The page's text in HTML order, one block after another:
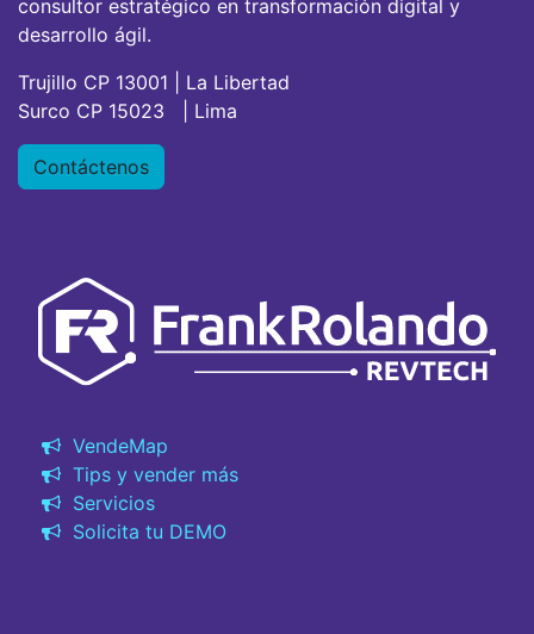
consultor estratégico en transformación digital y
desarrollo ágil.
Trujillo CP 13001 | La Libertad
Surco CP 15023 | Lima
Contáctenos
VendeMap
Tips y vender más
Servicios
Solicita tu DEMO